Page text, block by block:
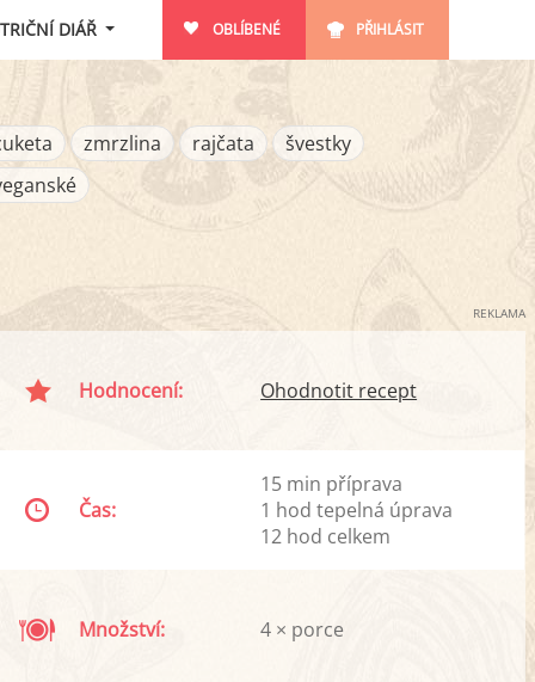
DIÁŘ OBLÍBENÉ PŘIHLÁSIT
zmrzlina rajčata
švestky
REKLAMA
Hodnocení: Ohodnotit recept
Čas:
15 min příprava
1 hod tepelná úprava
12 hod celkem
Množství: 4 × porce